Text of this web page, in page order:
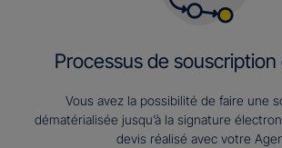
Processus de souscription
Vous avez la possibilité de faire une
dématérialisée jusqu’à la signature
devis réalisé avec votre